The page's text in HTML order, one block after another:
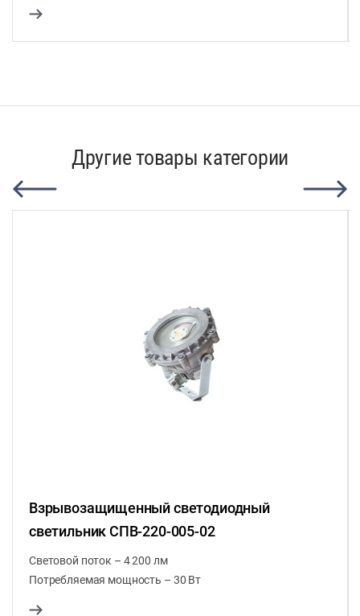
Другие товары категории
Взрывозащищенный светодиодный
светильник СПВ-220-005-02
Световой поток – 4 200 лм
Потребляемая мощность – 30 Вт